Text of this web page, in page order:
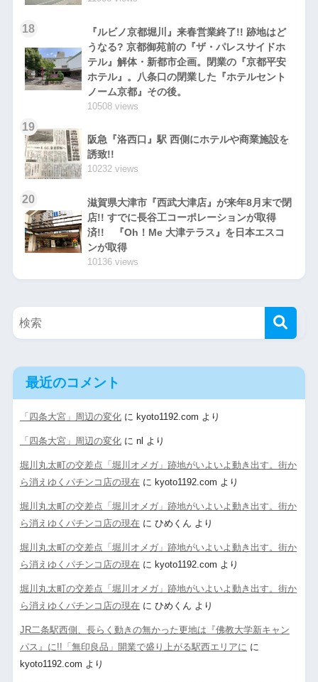
18
『ルビノ京都堀川』来春営業終了!! 跡地はど
うなる? 京都御苑前の『ザ・パレスサイドホ
テル』解体・新都市企画。閉業の『京都平安
ホテル』。八条口の閉業した『ホテルセント
ノーム京都』その後。
10508 views
19
阪急『洛西口』駅 西側にホテルや商業施設を
誘致!!
10232 views
20
滋賀県大津市『西武大津店』が来年8月末で閉
店!! すでに長谷工コーポレーションが取得
済!! 『Oh！Me 大津テラス』を日本エスコ
ンが取得
10136 views
最近のコメント
「四条大宮」周辺の変化に kyoto1192.com より
「四条大宮」周辺の変化に nl より
堀川丸太町の交差点「堀川オメガ」跡地がいよいよ動き出す。街か
ら消えゆくパチンコ店の現在 に kyoto1192.com より
堀川丸太町の交差点「堀川オメガ」跡地がいよいよ動き出す。街か
ら消えゆくパチンコ店の現在 に ひめくん より
堀川丸太町の交差点「堀川オメガ」跡地がいよいよ動き出す。街か
ら消えゆくパチンコ店の現在 に kyoto1192.com より
堀川丸太町の交差点「堀川オメガ」跡地がいよいよ動き出す。街か
ら消えゆくパチンコ店の現在 に ひめくん より
JR二条駅西側、長らく動きの無かった更地は『佛教大学新キャン
パス』に!!「無印良品」開業で盛り上がる駅西エリアに に
kyoto1192.com より